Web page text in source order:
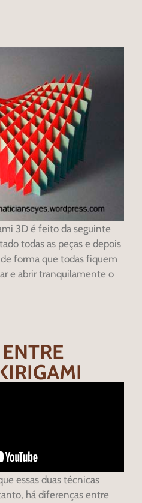
3D é feito da seguinte
todas as peças e depois
forma que todas fiquem
e abrir tranquilamente o
essas duas técnicas
há diferenças entre